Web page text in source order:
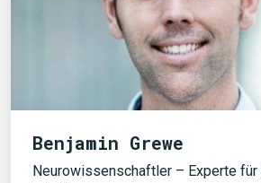
Benjamin Grewe
Neurowissenschaftler – Experte